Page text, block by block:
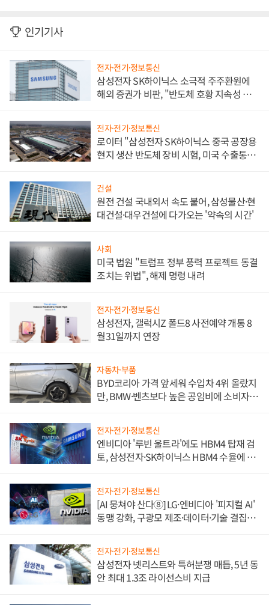
인기기사
전자·전기·정보통신
삼성전자 SK하이닉스 소극적 주주환원에
해외 증권가 비판, "반도체 호황 지속성 의
전자·전기·정보통신
로이터 "삼성전자 SK하이닉스 중국 공장용
현지 생산 반도체 장비 시험, 미국 수출통제
건설
원전 건설 국내외서 속도 붙어, 삼성물산·현
대건설·대우건설에 다가오는 '약속의 시간'
사회
미국 법원 "트럼프 정부 풍력 프로젝트 동결
조치는 위법", 해제 명령 내려
전자·전기·정보통신
삼성전자, 갤럭시Z 폴드8 사전예약 개통 8
월31일까지 연장
자동차·부품
BYD코리아 가격 앞세워 수입차 4위 올랐지
만, BMW·벤츠보다 높은 공임비에 소비자
전자·전기·정보통신
엔비디아 '루빈 울트라'에도 HBM4 탑재 검
토, 삼성전자·SK하이닉스 HBM4 수율에 주
전자·전기·정보통신
[AI 뭉쳐야 산다⑧] LG·엔비디아 '피지컬 AI'
동맹 강화, 구광모 제조·데이터·기술 결집
전자·전기·정보통신
삼성전자 넷리스트와 특허분쟁 매듭, 5년 동
안 최대 1.3조 라이선스비 지급